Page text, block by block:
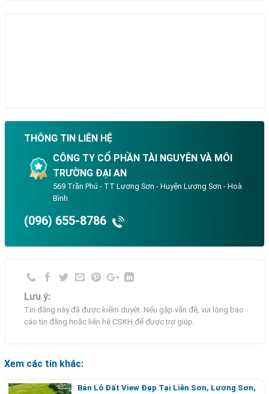
THÔNG TIN LIÊN HỆ
CÔNG TY CỔ PHẦN TÀI NGUYÊN VÀ MÔI
TRƯỜNG ĐẠI AN
569 Trần Phú - TT Lương Sơn - Huyện Lương Sơn - Hoà
Bình
(096) 655-8786
Lưu ý:
Tin đăng này đã được kiểm duyệt. Nếu gặp vấn đề, vui lòng báo
cáo tin đăng hoặc liên hệ CSKH để được trợ giúp.
Xem các tin khác:
Bán Lô Đất View Đẹp Tại Liên Sơn, Lương Sơn,